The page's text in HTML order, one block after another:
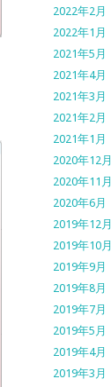
2022年2月
2022年1月
2021年5月
2021年4月
2021年3月
2021年2月
2021年1月
2020年12月
2020年11月
2020年6月
2019年12月
2019年10月
2019年9月
2019年8月
2019年7月
2019年5月
2019年4月
2019年3月